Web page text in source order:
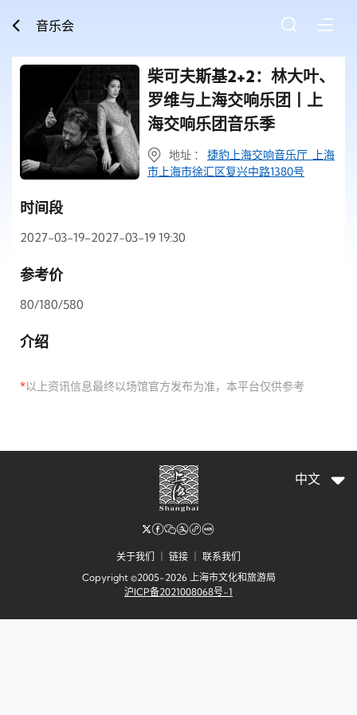
音乐会
柴可夫斯基2+2：林大叶、
罗维与上海交响乐团丨上
海交响乐团音乐季
地址 ： 捷豹上海交响音乐厅 上海
市上海市徐汇区复兴中路1380号
时间段
2027-03-19-2027-03-19 19:30
参考价
80/180/580
介绍
*以上资讯信息最终以场馆官方发布为准，本平台仅供参考
关于我们 链接
联系我们
Copyright ©2005-2026 上海市文化和旅游局
沪ICP备2021008068号-1
中文